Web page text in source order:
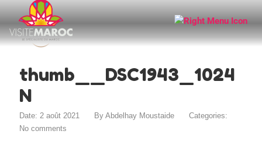
thumb__DSC1943_1024
N
Date: 2 août 2021 ByAbdelhay Moustaide
Categories:
No comments